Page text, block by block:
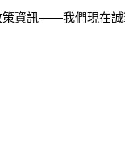
策資訊——我們現在